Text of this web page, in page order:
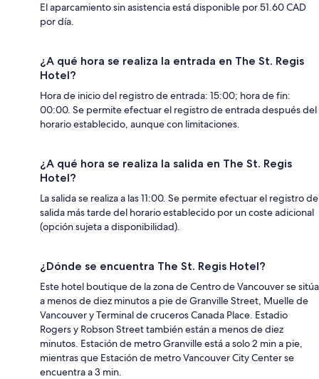
El aparcamiento sin asistencia está disponible por 51.60 CAD
por día.
¿A qué hora se realiza la entrada en The St. Regis
Hotel?
Hora de inicio del registro de entrada: 15:00; hora de fin:
00:00. Se permite efectuar el registro de entrada después del
horario establecido, aunque con limitaciones.
¿A qué hora se realiza la salida en The St. Regis
Hotel?
La salida se realiza a las 11:00. Se permite efectuar el registro de
salida más tarde del horario establecido por un coste adicional
(opción sujeta a disponibilidad).
¿Dónde se encuentra The St. Regis Hotel?
Este hotel boutique de la zona de Centro de Vancouver se sitúa
a menos de diez minutos a pie de Granville Street, Muelle de
Vancouver y Terminal de cruceros Canada Place. Estadio
Rogers y Robson Street también están a menos de diez
minutos. Estación de metro Granville está a solo 2 min a pie,
mientras que Estación de metro Vancouver City Center se
encuentra a 3 min.